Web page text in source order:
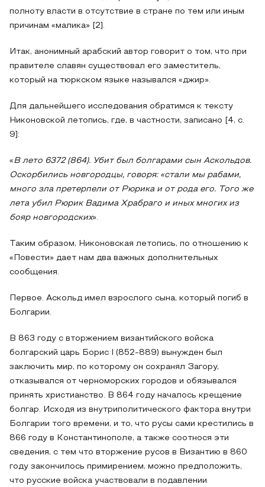
полноту власти в отсутствие в стране по тем или иным
причинам «малика» [2].
Итак, анонимный арабский автор говорит о том, что при
правителе славян существовал его заместитель,
который на тюркском языке назывался «джир».
Для дальнейшего исследования обратимся к тексту
Никоновской летопись, где, в частности, записано [4, с.
9]:
«В лето 6372 (864). Убит был болгарами сын Аскольдов.
Оскорбились новгородцы, говоря: «стали мы рабами,
много зла претерпели от Рюрика и от рода его. Того же
лета убил Рюрик Вадима Храбраго и иных многих из
бояр новгородских».
Таким образом, Никоновская летопись, по отношению к
«Повести» дает нам два важных дополнительных
сообщения.
Первое. Аскольд имел взрослого сына, который погиб в
Болгарии.
В 863 году с вторжением византийского войска
болгарский царь Борис I (852-889) вынужден был
заключить мир, по которому он сохранял Загору,
отказывался от черноморских городов и обязывался
принять христианство. В 864 году началось крещение
болгар. Исходя из внутриполитического фактора внутри
Болгарии того времени, и то, что русы сами крестились в
866 году в Константинополе, а также соотнося эти
сведения, с тем что вторжение русов в Византию в 860
году закончилось примирением, можно предположить,
что русские войска участвовали в подавлении